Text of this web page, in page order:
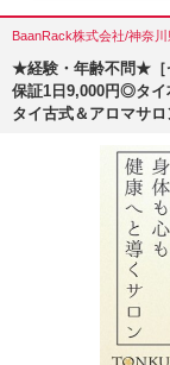
BaanRack株式会社/神奈川
★経験・年齢不問★［
保証1日9,000円◎タ
タイ古式＆アロマサロ